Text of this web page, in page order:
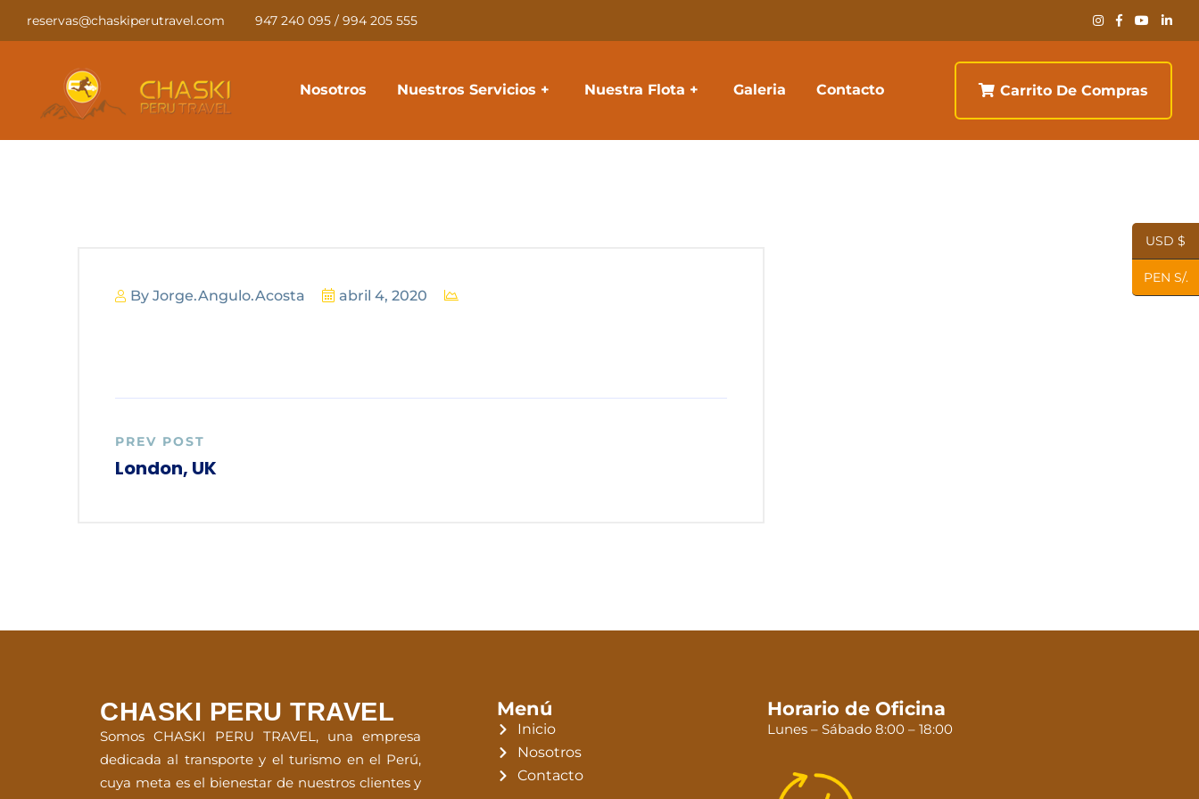
reservas@chaskiperutravel.com 947 240 095 / 994 205 555
Nosotros Nuestros Servicios Nuestra Flota Galeria Contacto Carrito De Compras
By Jorge.angulo.acosta abril 4, 2020
PREV POST
London, UK
CHASKI PERU TRAVEL
Somos CHASKI PERU TRAVEL, una empresa
dedicada al transporte y el turismo en el Perú,
cuya meta es el bienestar de nuestros clientes y
Menú
Inicio
Nosotros
Contacto
Horario de Oficina
Lunes – Sábado 8:00 – 18:00
USD $
PEN S/.